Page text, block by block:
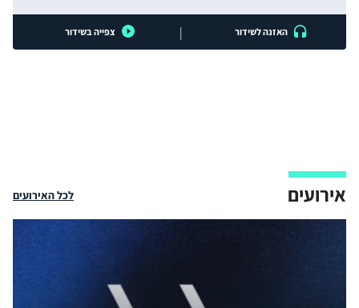
האזנה לשידור | צפייה בשידור
אירועים לכל האירועים